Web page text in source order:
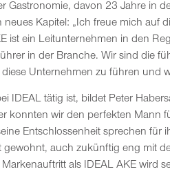
Gastronomie, davon 23 Jahre in
Kapitel: „Ich freue mich auf
ist ein Leitunternehmen in den
in der Branche. Wir sind die
Unternehmen zu führen und
IDEAL tätig ist, bildet Peter
konnten wir den perfekten Mann
Entschlossenheit sprechen für
auch zukünftig eng mit
als IDEAL AKE wird